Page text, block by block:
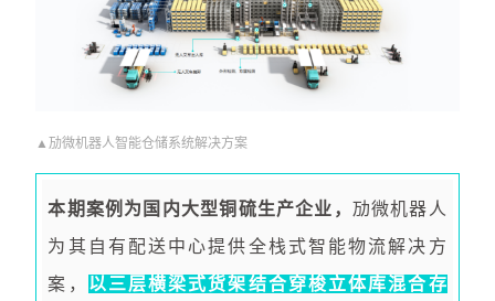
▲劢微机器人智能仓储系统解决方案
本期案例为国内大型铜硫生产企业， 劢微机器人
为其自有配送中心提供全栈式智能物流解决方
案， 以三层横梁式货架结合穿梭立体库混合存